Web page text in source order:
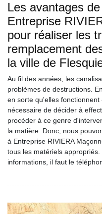
Les avantages
Entreprise
pour réaliser les
remplacement
la ville de
Au fil des années, les
problèmes de destructions.
en sorte qu'elles
nécessaire de décider à
procéder à ce genre
la matière. Donc, nous
à Entreprise RIVIERA
tous les matériels
informations, il faut le